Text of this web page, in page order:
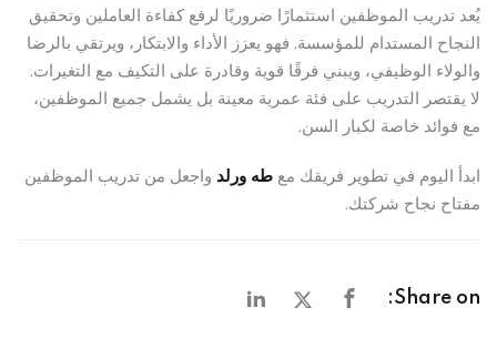
يُعد تدريب الموظفين استثمارًا ضروريًا لرفع كفاءة العاملين وتحقيق
النجاح المستدام للمؤسسة. فهو يعزز الأداء والابتكار، ويرتقي بالرضا
والولاء الوظيفي، ويبني فرقًا قوية وقادرة على التكيف مع التغيرات.
لا يقتصر التدريب على فئة عمرية معينة بل يشمل جميع الموظفين،
مع فوائد خاصة لكبار السن.
ابدأ اليوم في تطوير فريقك مع طه ورلد واجعل من تدريب الموظفين
مفتاح نجاح شركتك.
Share on: